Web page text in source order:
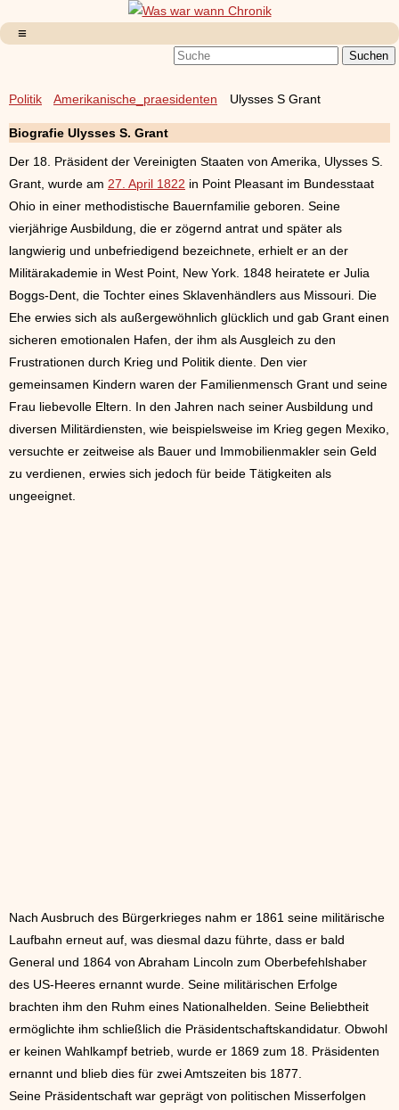
Politik Amerikanische_praesidenten Ulysses S Grant
Biografie Ulysses S. Grant
Der 18. Präsident der Vereinigten Staaten von Amerika, Ulysses S.
Grant, wurde am 27. April 1822 in Point Pleasant im Bundesstaat
Ohio in einer methodistische Bauernfamilie geboren. Seine
vierjährige Ausbildung, die er zögernd antrat und später als
langwierig und unbefriedigend bezeichnete, erhielt er an der
Militärakademie in West Point, New York. 1848 heiratete er Julia
Boggs-Dent, die Tochter eines Sklavenhändlers aus Missouri. Die
Ehe erwies sich als außergewöhnlich glücklich und gab Grant einen
sicheren emotionalen Hafen, der ihm als Ausgleich zu den
Frustrationen durch Krieg und Politik diente. Den vier
gemeinsamen Kindern waren der Familienmensch Grant und seine
Frau liebevolle Eltern. In den Jahren nach seiner Ausbildung und
diversen Militärdiensten, wie beispielsweise im Krieg gegen Mexiko,
versuchte er zeitweise als Bauer und Immobilienmakler sein Geld
zu verdienen, erwies sich jedoch für beide Tätigkeiten als
ungeeignet.
Nach Ausbruch des Bürgerkrieges nahm er 1861 seine militärische
Laufbahn erneut auf, was diesmal dazu führte, dass er bald
General und 1864 von Abraham Lincoln zum Oberbefehlshaber
des US-Heeres ernannt wurde. Seine militärischen Erfolge
brachten ihm den Ruhm eines Nationalhelden. Seine Beliebtheit
ermöglichte ihm schließlich die Präsidentschaftskandidatur. Obwohl
er keinen Wahlkampf betrieb, wurde er 1869 zum 18. Präsidenten
ernannt und blieb dies für zwei Amtszeiten bis 1877.
Seine Präsidentschaft war geprägt von politischen Misserfolgen